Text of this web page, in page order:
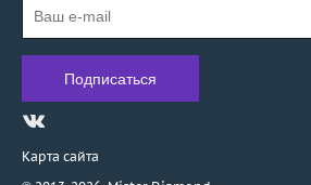
Карта сайта